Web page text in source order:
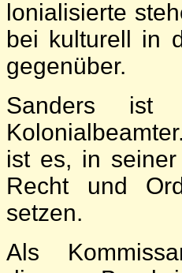
loniali­sierte
bei kulturell in
gegen­über.
Sanders ist
ist es, in
Recht und
setzen.
Als